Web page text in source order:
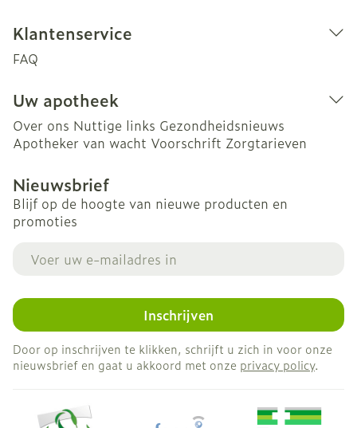
Klantenservice
FAQ
Uw apotheek
Over ons Nuttige links Gezondheidsnieuws
Apotheker van wacht Voorschrift Zorgtarieven
Nieuwsbrief
Blijf op de hoogte van nieuwe producten en
promoties
Inschrijven
Door op inschrijven te klikken, schrijft u zich in voor onze
nieuwsbrief en gaat u akkoord met onze privacy policy.